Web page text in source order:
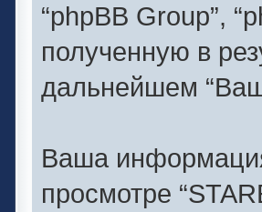
“phpBB Group”,
полученную в
дальнейшем
Ваша
просмотре